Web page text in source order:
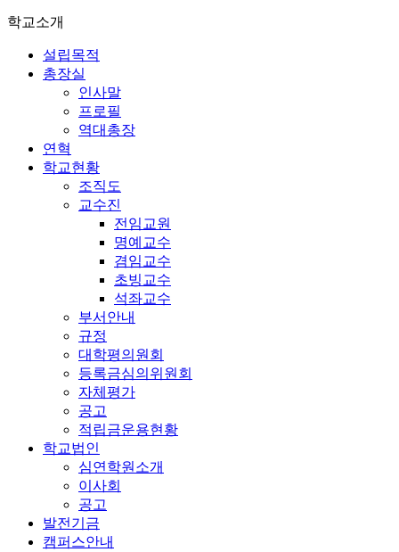
학교소개
설립목적
총장실
인사말
프로필
역대총장
연혁
학교현황
조직도
교수진
전임교원
명예교수
겸임교수
초빙교수
석좌교수
부서안내
규정
대학평의원회
등록금심의위원회
자체평가
공고
적립금운용현황
학교법인
심연학원소개
이사회
공고
발전기금
캠퍼스안내